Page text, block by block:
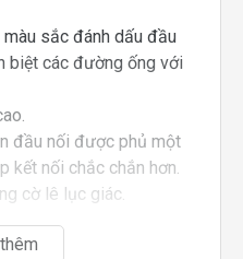
sắc đánh dấu đầu
biệt các đường ống với
đầu nối được phủ một
kết nối chắc chắn hơn.
cờ lê lục giác.